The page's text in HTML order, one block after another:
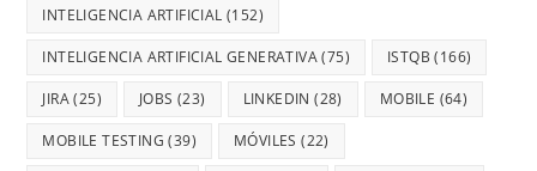
INTELIGENCIA ARTIFICIAL (152)
INTELIGENCIA ARTIFICIAL GENERATIVA(75) ISTQB (166)
JIRA(25) JOBS (23) LINKEDIN (28) MOBILE (64)
MOBILE TESTING (39) MÓVILES (22)